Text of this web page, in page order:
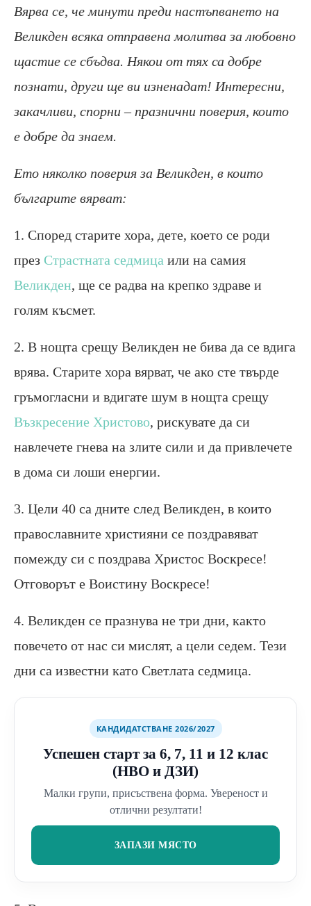
Вярва се, че минути преди настъпването на
Великден всяка отправена молитва за любовно
щастие се сбъдва. Някои от тях са добре
познати, други ще ви изненадат! Интересни,
закачливи, спорни – празнични поверия, които
е добре да знаем.
Ето няколко поверия за Великден, в които
българите вярват:
1. Според старите хора, дете, което се роди
през Страстната седмица или на самия
Великден, ще се радва на крепко здраве и
голям късмет.
2. В нощта срещу Великден не бива да се вдига
врява. Старите хора вярват, че ако сте твърде
гръмогласни и вдигате шум в нощта срещу
Възкресение Христово, рискувате да си
навлечете гнева на злите сили и да привлечете
в дома си лоши енергии.
3. Цели 40 са дните след Великден, в които
православните християни се поздравяват
помежду си с поздрава Христос Воскресе!
Отговорът е Воистину Воскресе!
4. Великден се празнува не три дни, както
повечето от нас си мислят, а цели седем. Тези
дни са известни като Светлата седмица.
КАНДИДАТСТВАНЕ 2026/2027
Успешен старт за 6, 7, 11 и 12 клас
(НВО и ДЗИ)
Малки групи, присъствена форма. Увереност и
отлични резултати!
ЗАПАЗИ МЯСТО